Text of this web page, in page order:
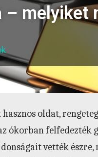
– melyiket
oldat,
ókorban felfedezték
vették észre,